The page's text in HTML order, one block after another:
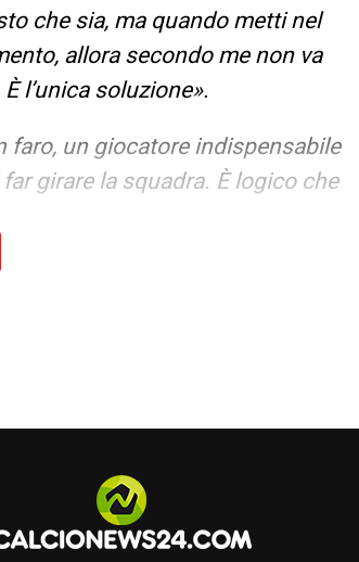
che sia, ma quando metti nel
allora secondo me non va
l’unica soluzione».
faro, un giocatore indispensabile
girare la squadra. È logico che